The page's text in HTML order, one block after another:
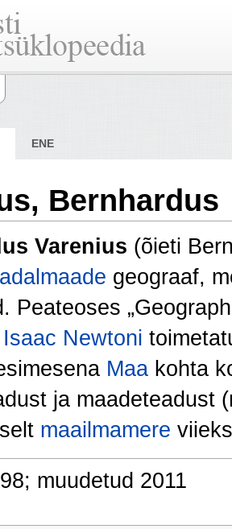
ENE
Bernhardus
Varenius (õieti
geograaf,
Peateoses
Isaac Newtoni
Maa kohta
ja maadeteadust
maailmamere
muudetud 2011